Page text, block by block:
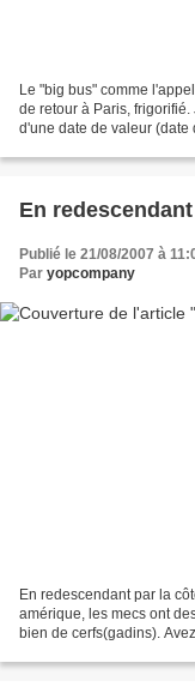
Le "big bus" comme
de retour à Paris,
d'une date de valeur (date
En
Publié le 21/08/2007 à
Par yopcompany
En redescendant par la
amérique, les mecs ont
bien de cerfs(gadins).